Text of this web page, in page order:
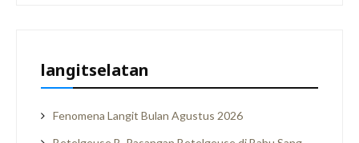
langitselatan
Fenomena Langit Bulan Agustus 2026